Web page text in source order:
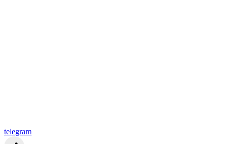
telegram